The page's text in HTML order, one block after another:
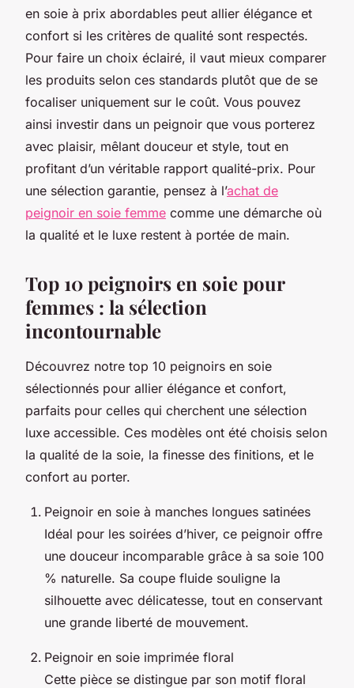
en soie à prix abordables peut allier élégance et
confort si les critères de qualité sont respectés.
Pour faire un choix éclairé, il vaut mieux comparer
les produits selon ces standards plutôt que de se
focaliser uniquement sur le coût. Vous pouvez
ainsi investir dans un peignoir que vous porterez
avec plaisir, mêlant douceur et style, tout en
profitant d’un véritable rapport qualité-prix. Pour
une sélection garantie, pensez à l’achat de
peignoir en soie femme comme une démarche où
la qualité et le luxe restent à portée de main.
Top 10 peignoirs en soie pour
femmes : la sélection
incontournable
Découvrez notre top 10 peignoirs en soie
sélectionnés pour allier élégance et confort,
parfaits pour celles qui cherchent une sélection
luxe accessible. Ces modèles ont été choisis selon
la qualité de la soie, la finesse des finitions, et le
confort au porter.
Peignoir en soie à manches longues satinées
Idéal pour les soirées d’hiver, ce peignoir offre
une douceur incomparable grâce à sa soie 100
% naturelle. Sa coupe fluide souligne la
silhouette avec délicatesse, tout en conservant
une grande liberté de mouvement.
Peignoir en soie imprimée floral
Cette pièce se distingue par son motif floral